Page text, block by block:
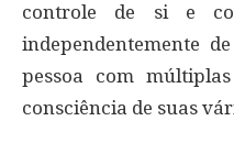
controle de si e
independentemente
pessoa com
consciência de suas